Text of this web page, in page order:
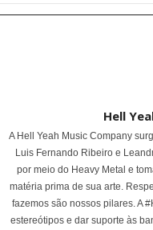
Hell
A Hell Yeah Music Company
Luis Fernando Ribeiro e
por meio do Heavy Metal e
matéria prima de sua arte.
fazemos são nossos pilares. A
estereótipos e dar suporte às